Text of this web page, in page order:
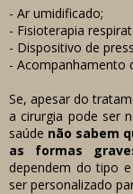
- Ar umidificado;
- Fisioterapia
- Dispositivo de
- Acompanhamento
Se, apesar do
a cirurgia pode ser
saúde não sabem
as formas
dependem do tipo
ser personalizado